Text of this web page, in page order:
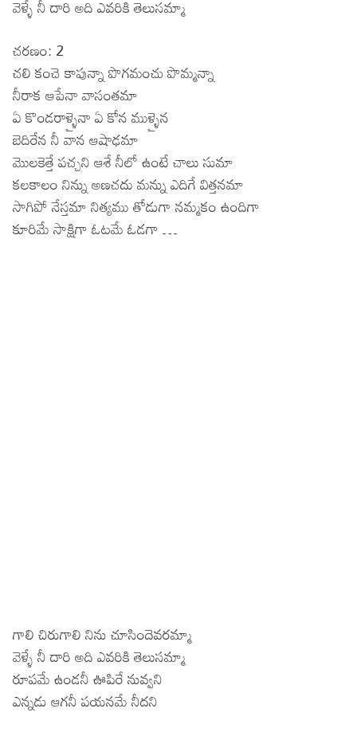
వెళ్ళే నీ దారి అది ఎవరికి తెలుసమ్మా
చరణం: 2
చలి కంచె కాపున్నా పొగమంచు పొమ్మన్నా
నీరాక ఆపేనా వాసంతమా
ఏ కొండరాళ్ళైనా ఏ కోన ముళ్ళైన
బెదిరేన నీ వాన ఆషాఢమా
మొలకెత్తే పచ్చని ఆశే నీలో ఉంటే చాలు సుమా
కలకాలం నిన్ను అణచదు మన్ను ఎదిగే విత్తనమా
సాగిపో నేస్తమా నిత్యము తోడుగా నమ్మకం ఉందిగా
కూరిమే సాక్షిగా ఓటమే ఓడగా …
గాలి చిరుగాలి నిను చూసిందెవరమ్మా
వెళ్ళే నీ దారి అది ఎవరికి తెలుసమ్మా
రూపమే ఉండనీ ఊపిరే నువ్వని
ఎన్నడు ఆగనీ పయనమే నీదని